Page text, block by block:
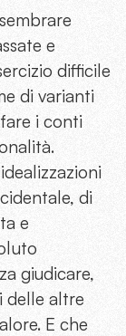
e
difficile
di varianti
i conti
di
e
giudicare,
delle altre
E che